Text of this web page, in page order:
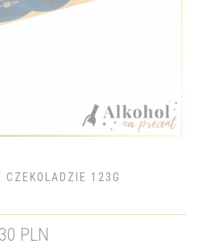
CZEKOLADZIE 123G
PLN